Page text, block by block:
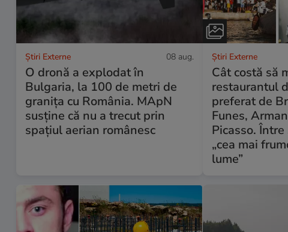
Știri Externe 08 aug.
O dronă a explodat în
Bulgaria, la 100 de metri de
granița cu România. MApN
susține că nu a trecut prin
spațiul aerian românesc
Știri Externe
Cât costă să
restaurantul
preferat de
Funes,
Picasso. Între
„cea mai
lume”